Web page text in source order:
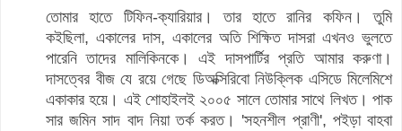
তোমার হাতে টিফিন-ক্যারিয়ার। তার হাতে রানির কফিন। তুমি
কইছিলা, একালের দাস, একালের অতি শিক্ষিত দাসরা এখনও ভুলতে
পারেনি তাদের মালিকিনকে। এই দাসপার্টির প্রতি আমার করুণা।
দাসত্বের বীজ যে রয়ে গেছে ডিঅক্সিরিবো নিউক্লিক এসিডে মিলেমিশে
একাকার হয়ে। এই শোহাইলই ২০০৫ সালে তোমার সাথে লিখত। পাক
সার জমিন সাদ বাদ নিয়া তর্ক করত। 'সহনশীল প্রাণী', পইড়া বাহবা